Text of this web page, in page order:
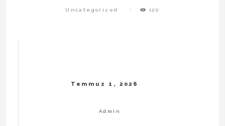
Uncategorized 120